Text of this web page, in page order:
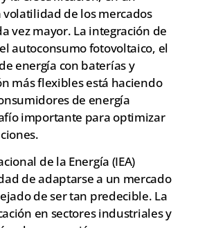
de los mercados
vez mayor. La integración de
autoconsumo fotovoltaico, el
energía con baterías y
más flexibles está haciendo
de energía
importante para optimizar
de la Energía (IEA)
de adaptarse a un mercado
de ser tan predecible. La
en sectores industriales y